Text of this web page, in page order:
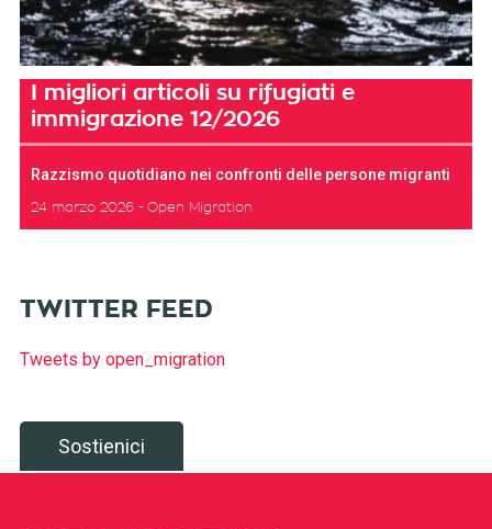
I migliori articoli su rifugiati e
immigrazione 12/2026
Razzismo quotidiano nei confronti delle persone migranti
24 marzo 2026 Open Migration
TWITTER FEED
Tweets by open_migration
Sostienici